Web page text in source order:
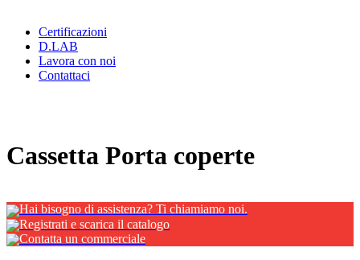
Certificazioni
D.LAB
Lavora con noi
Contattaci
Cassetta Porta coperte
Hai bisogno di assistenza? Ti chiamiamo noi.
Registrati e scarica il catalogo
Contatta un commerciale